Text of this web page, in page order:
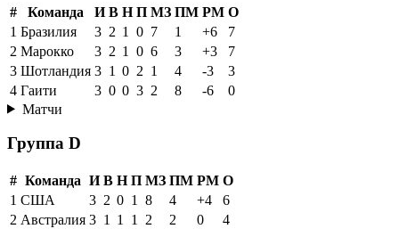
# Команда И В Н П МЗ ПМ РМ О
1 Бразилия 3 2 1 0 7 1 +6
7
2 Марокко 3 2 1 0 6 3 +3
7
3 Шотландия 3 1 0 2 1 4 -3
3
4 Гаити 3 0 0 3 2 8 -6
0
Матчи
Группа D
# Команда И В Н П МЗ ПМ РМ О
1 США 3 2 0 1 8 4 +4
6
2 Австралия 3 1 1 1 2 2 0
4